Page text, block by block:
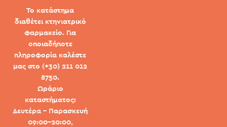
Το κατάστημα
διαθέτει κτηνιατρικό
φαρμακείο. Για
οποιαδήποτε
πληροφορία καλέστε
μας στο (+30) 211 012
8750.
Ωράριο
καταστήματος:
Δευτέρα - Παρασκευή
09:00-20:00,